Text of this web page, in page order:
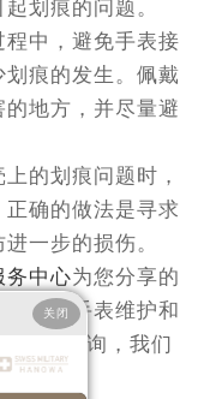
划痕的问题。
中，避免手表接
痕的发生。佩戴
地方，并尽量避
的划痕问题时，
确的做法是寻求
一步的损伤。
务中心为您分享的
翡丽手表维护和
进行咨询，我们
关闭